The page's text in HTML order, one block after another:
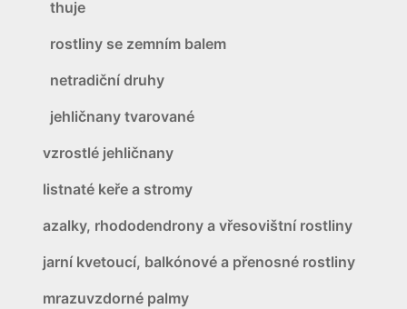
thuje
rostliny se zemním balem
netradiční druhy
jehličnany tvarované
vzrostlé jehličnany
listnaté keře a stromy
azalky, rhododendrony a vřesovištní rostliny
jarní kvetoucí, balkónové a přenosné rostliny
mrazuvzdorné palmy